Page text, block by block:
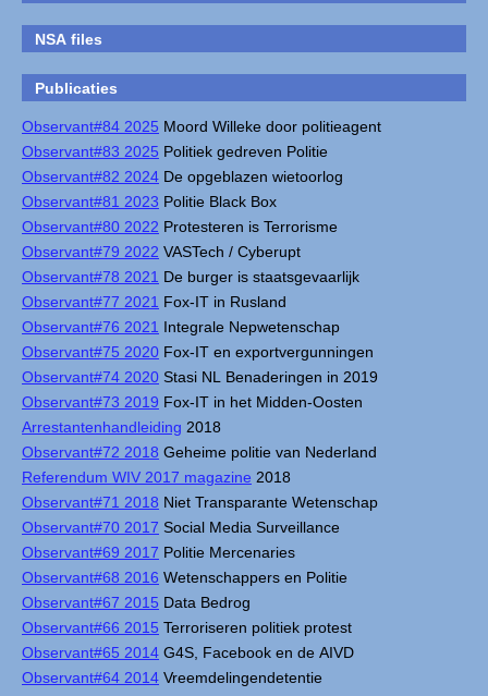
NSA files
Publicaties
Observant#84 2025 Moord Willeke door politieagent
Observant#83 2025 Politiek gedreven Politie
Observant#82 2024 De opgeblazen wietoorlog
Observant#81 2023 Politie Black Box
Observant#80 2022 Protesteren is Terrorisme
Observant#79 2022 VASTech / Cyberupt
Observant#78 2021 De burger is staatsgevaarlijk
Observant#77 2021 Fox-IT in Rusland
Observant#76 2021 Integrale Nepwetenschap
Observant#75 2020 Fox-IT en exportvergunningen
Observant#74 2020 Stasi NL Benaderingen in 2019
Observant#73 2019 Fox-IT in het Midden-Oosten
Arrestantenhandleiding 2018
Observant#72 2018 Geheime politie van Nederland
Referendum WIV 2017 magazine 2018
Observant#71 2018 Niet Transparante Wetenschap
Observant#70 2017 Social Media Surveillance
Observant#69 2017 Politie Mercenaries
Observant#68 2016 Wetenschappers en Politie
Observant#67 2015 Data Bedrog
Observant#66 2015 Terroriseren politiek protest
Observant#65 2014 G4S, Facebook en de AIVD
Observant#64 2014 Vreemdelingendetentie